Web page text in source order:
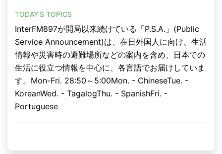
TODAY'S TOPICS
InterFM897が開局以来続けている「P.S.A.」(Public
Service Announcement)は、在日外国人に向け、生活
情報や災害時の避難場所などの案内を含め、日本での
生活に役立つ情報を中心に、各言語でお届けしていま
す。Mon-Fri. 28:50～5:00Mon. - ChineseTue. -
KoreanWed. - TagalogThu. - SpanishFri. -
Portuguese